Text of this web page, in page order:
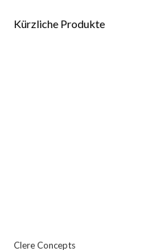
Kürzliche Produkte
Clere Concepts